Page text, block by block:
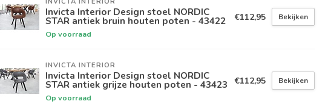
Invicta Interior Design stoel NORDIC
STAR antiek bruin houten poten - 43422
Op voorraad
€112,95 Bekijken
INVICTA INTERIOR
Invicta Interior Design stoel NORDIC
STAR antiek grijze houten poten - 43423
Op voorraad
€112,95 Bekijken